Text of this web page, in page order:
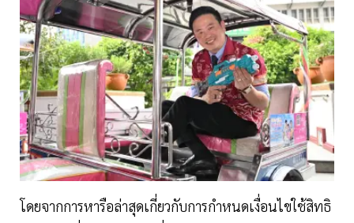
โดยจากการหารือล่าสุดเกี่ยวกับการกำหนดเงื่อนไขใช้สิทธิ